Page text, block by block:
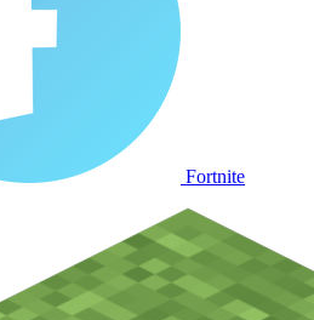
Fortnite